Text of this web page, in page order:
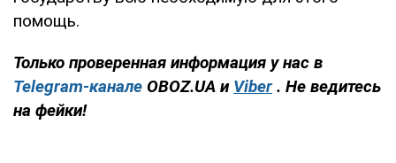
помощь.
Только проверенная информация у нас в
Telegram-канале OBOZ.UA и Viber . Не ведитесь
на фейки!